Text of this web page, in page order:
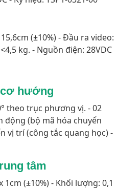
(±10%) - Đầu ra video:
kg. - Nguồn điện: 28VDC
cơ hướng
theo trục phương vị. - 02
động (bộ mã hóa chuyển
vị trí (công tắc quang học) -
tâm
(±10%) - Khối lượng: 0,1